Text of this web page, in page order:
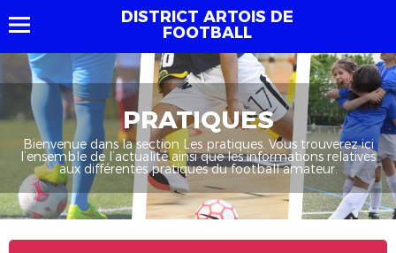
DISTRICT ARTOIS DE
FOOTBALL
PRATIQUES
Bienvenue dans la section Les pratiques. Vous trouverez ici
l’ensemble de l’actualité ainsi que les informations relatives
aux différentes pratiques du football amateur.